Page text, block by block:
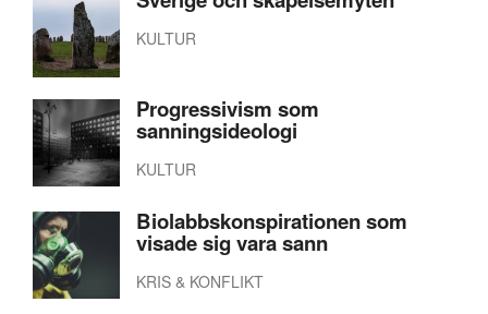
KULTUR
Progressivism som
sanningsideologi
KULTUR
Biolabbskonspirationen som
visade sig vara sann
KRIS & KONFLIKT